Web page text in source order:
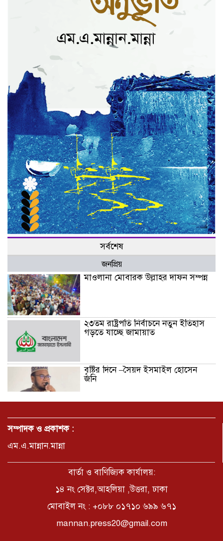
সর্বশেষ
জনপ্রিয়
মাওলানা মোবারক উল্লাহর দাফন সম্পন্ন
২৩তম রাষ্ট্রপতি নির্বাচনে নতুন ইতিহাস
গড়তে যাচ্ছে জামায়াত
বৃষ্টির দিনে –সৈয়দ ইসমাইল হোসেন
জনি
জুলাই সনদ বাস্তবায়নের দাবিতে
ছাত্রদলের হামলায় জকসু ভিপিসহ শিবির-
ছাত্রশক্তির বেশ কয়েকজন আহত
মির্জাপুর পূর্ব ৮নং ওয়ার্ড বিএনপির
পরামর্শ সভা
সম্পাদক ও প্রকাশক :
এম.এ.মান্নান.মান্না
বার্তা ও বাণিজ্যিক কার্যালয়:
১৪ নং সেক্টর,আহলিয়া ,উত্তরা, ঢাকা
মোবাইল নং : +০৮৮ ০১৭১০ ৬৯৯ ৬৭১
mannan.press20@gmail.com